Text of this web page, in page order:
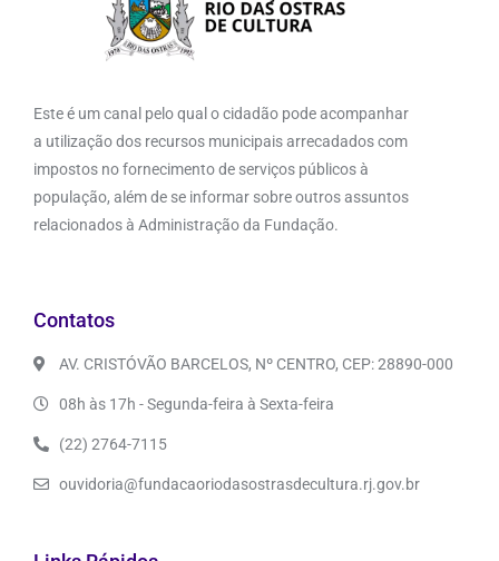
Este é um canal pelo qual o cidadão pode acompanhar
a utilização dos recursos municipais arrecadados com
impostos no fornecimento de serviços públicos à
população, além de se informar sobre outros assuntos
relacionados à Administração da Fundação.
Contatos
AV. CRISTÓVÃO BARCELOS, Nº CENTRO, CEP: 28890-000
08h às 17h - Segunda-feira à Sexta-feira
(22) 2764-7115
ouvidoria@fundacaoriodasostrasdecultura.rj.gov.br